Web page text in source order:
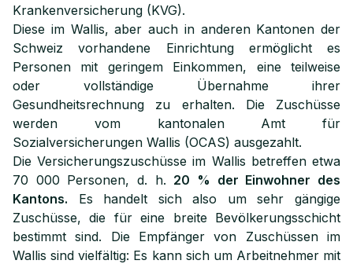
Krankenversicherung (KVG).
Diese im Wallis, aber auch in anderen Kantonen der
Schweiz vorhandene Einrichtung ermöglicht es
Personen mit geringem Einkommen, eine teilweise
oder vollständige Übernahme ihrer
Gesundheitsrechnung zu erhalten. Die Zuschüsse
werden vom kantonalen Amt für
Sozialversicherungen Wallis (OCAS) ausgezahlt.
Die Versicherungszuschüsse im Wallis betreffen etwa
70 000 Personen, d. h. 20 % der Einwohner des
Kantons. Es handelt sich also um sehr gängige
Zuschüsse, die für eine breite Bevölkerungsschicht
bestimmt sind. Die Empfänger von Zuschüssen im
Wallis sind vielfältig: Es kann sich um Arbeitnehmer mit